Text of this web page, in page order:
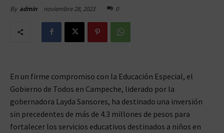
By admin noviembre 28, 2023 0
En un firme compromiso con la Educación Especial, el
Gobierno de Todos en Campeche, liderado por la
gobernadora Layda Sansores, ha destinado una inversión
sin precedentes de más de 4.3 millones de pesos para
fortalecer los servicios educativos destinados a niños en